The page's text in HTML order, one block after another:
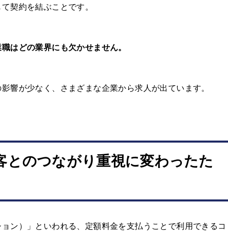
契約を結ぶことです。
はどの業界にも欠かせません。
響が少なく、さまざまな企業から求人が出ています。
とのつながり重視に変わったた
ン）」といわれる、定額料金を支払うことで利用できるコ